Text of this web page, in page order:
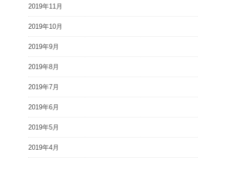
2019年11月
2019年10月
2019年9月
2019年8月
2019年7月
2019年6月
2019年5月
2019年4月